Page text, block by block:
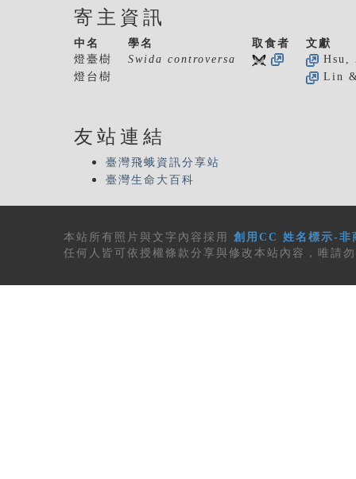
寄主資訊
中名 學名 取食者 文獻
燈臺樹 Swida controversa
Hsu,
燈台樹
Lin
友站連結
臺灣飛蛾資訊分享站
臺灣生命大百科
本站所有 照片與文字內容 採用 創用CC 姓名標示-
任何人皆可依授權條款分享與修改本站內容，唯請